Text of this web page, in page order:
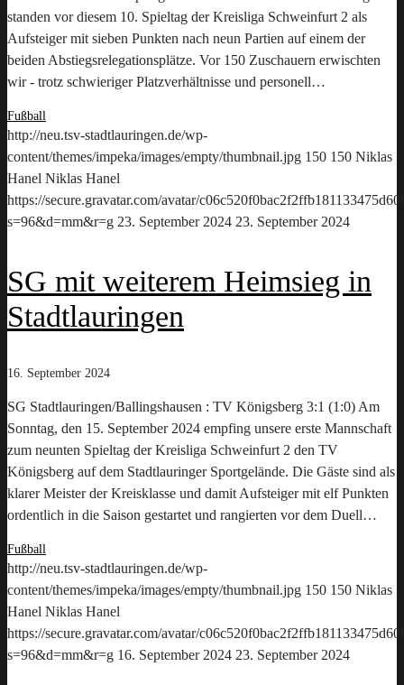
standen vor diesem 10. Spieltag der Kreisliga Schweinfurt 2 als
Aufsteiger mit sieben Punkten nach neun Partien auf einem der
beiden Abstiegsrelegationsplätze. Vor 150 Zuschauern erwischten
wir - trotz schwieriger Platzverhältnisse und personell…
Fußball
http://neu.tsv-stadtlauringen.de/wp-
content/themes/impeka/images/empty/thumbnail.jpg 150 150 Niklas
Hanel Niklas Hanel
https://secure.gravatar.com/avatar/
s=96&d=mm&r=g 23. September 2024 23. September 2024
SG mit weiterem Heimsieg in
Stadtlauringen
16. September 2024
SG Stadtlauringen/Ballingshausen : TV Königsberg 3:1 (1:0) Am
Sonntag, den 15. September 2024 empfing unsere erste Mannschaft
zum neunten Spieltag der Kreisliga Schweinfurt 2 den TV
Königsberg auf dem Stadtlauringer Sportgelände. Die Gäste sind als
klarer Meister der Kreisklasse und damit Aufsteiger mit elf Punkten
ordentlich in die Saison gestartet und rangierten vor dem Duell…
Fußball
http://neu.tsv-stadtlauringen.de/wp-
content/themes/impeka/images/empty/thumbnail.jpg 150 150 Niklas
Hanel Niklas Hanel
https://secure.gravatar.com/avatar/
s=96&d=mm&r=g 16. September 2024 23. September 2024